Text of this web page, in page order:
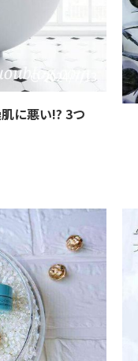
2024/7/13
に悪い!? 3つ